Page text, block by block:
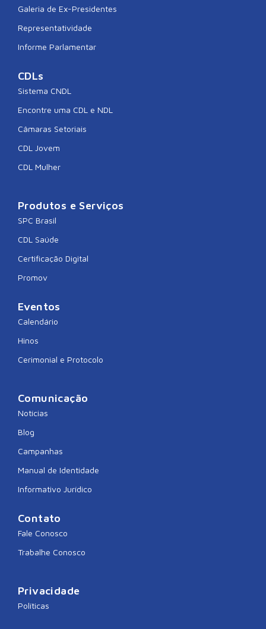
Galeria de Ex-Presidentes
Representatividade
Informe Parlamentar
CDLs
Sistema CNDL
Encontre uma CDL e NDL
Câmaras Setoriais
CDL Jovem
CDL Mulher
Produtos e Serviços
SPC Brasil
CDL Saúde
Certificação Digital
Promov
Eventos
Calendário
Hinos
Cerimonial e Protocolo
Comunicação
Notícias
Blog
Campanhas
Manual de Identidade
Informativo Jurídico
Contato
Fale Conosco
Trabalhe Conosco
Privacidade
Políticas